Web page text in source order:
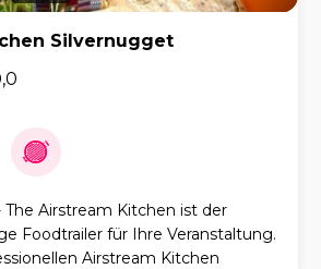
Silvernugget
Airstream Kitchen ist der
Foodtrailer für Ihre Veranstaltung.
Airstream Kitchen